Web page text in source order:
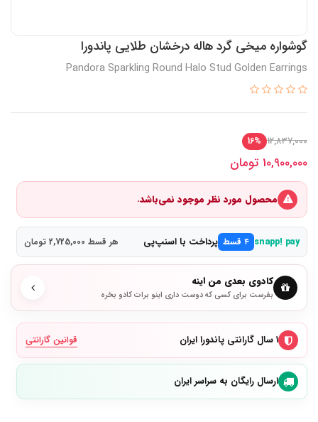
گوشواره میخی گرد هاله درخشان طلایی پاندورا
Pandora Sparkling Round Halo Stud Golden Earrings
12,837,000
16%
10,900,000 تومان
محصول مورد نظر موجود نمی‌باشد.
snapp! pay ۴ قسط پرداخت با اسنپ‌پی هر قسط 2,725,000 تومان
کادوی بعدی من اینه
بفرست برای کسی که دوست داری اینو برات کادو بخره
۱ سال گارانتی پاندورا ایران قوانین گارانتی
ارسال رایگان به سراسر ایران